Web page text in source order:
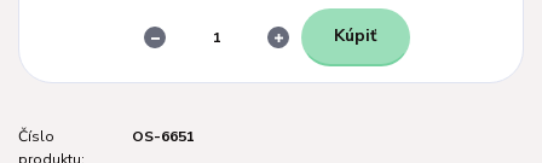
Kúpiť
Číslo
produktu:
OS-6651